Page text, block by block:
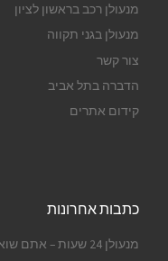
מנעולן רכב בראשון לציון
מנעולן בגני תקווה
צור קשר
הדברה בתל אביב
קידום אתרים
כתבות אחרונות
מנעולן 24 שעות – אתם שואלים המנעולן עונה